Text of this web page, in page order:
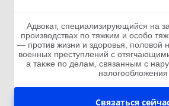
Адвокат, специализирующийся на
производствах по тяжким и особо
— против жизни и здоровья, половой
военных преступлений с
а также по делам, связанным с
налогообложения
Связаться